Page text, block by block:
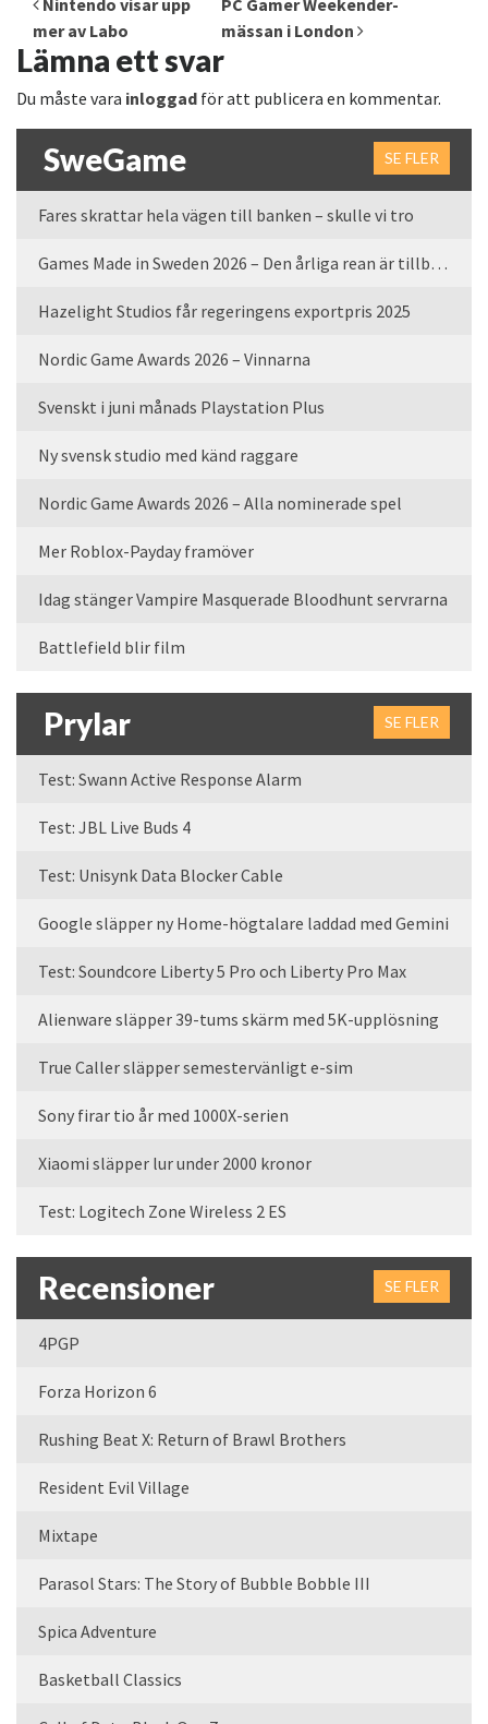
mer av Labo
mässan i London
Lämna ett svar
Du måste vara inloggad för att publicera en kommentar.
SweGame SE FLER
Fares skrattar hela vägen till banken – skulle vi tro
Games Made in Sweden 2026 – Den årliga rean är tillbaka
Hazelight Studios får regeringens exportpris 2025
Nordic Game Awards 2026 – Vinnarna
Svenskt i juni månads Playstation Plus
Ny svensk studio med känd raggare
Nordic Game Awards 2026 – Alla nominerade spel
Mer Roblox-Payday framöver
Idag stänger Vampire Masquerade Bloodhunt servrarna
Battlefield blir film
Prylar SE FLER
Test: Swann Active Response Alarm
Test: JBL Live Buds 4
Test: Unisynk Data Blocker Cable
Google släpper ny Home-högtalare laddad med Gemini
Test: Soundcore Liberty 5 Pro och Liberty Pro Max
Alienware släpper 39-tums skärm med 5K-upplösning
True Caller släpper semestervänligt e-sim
Sony firar tio år med 1000X-serien
Xiaomi släpper lur under 2000 kronor
Test: Logitech Zone Wireless 2 ES
Recensioner SE FLER
4PGP
Forza Horizon 6
Rushing Beat X: Return of Brawl Brothers
Resident Evil Village
Mixtape
Parasol Stars: The Story of Bubble Bobble III
Spica Adventure
Basketball Classics